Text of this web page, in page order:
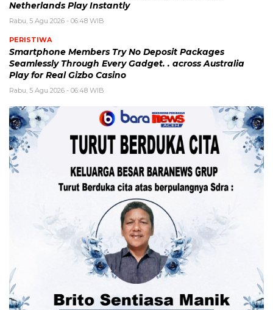
Netherlands Play Instantly
Rabu, 5 Agu 2026 - 06:48 WIB
PERISTIWA
Smartphone Members Try No Deposit Packages
Seamlessly Through Every Gadget. . across Australia
Play for Real Gizbo Casino
Rabu, 5 Agu 2026 - 06:48 WIB